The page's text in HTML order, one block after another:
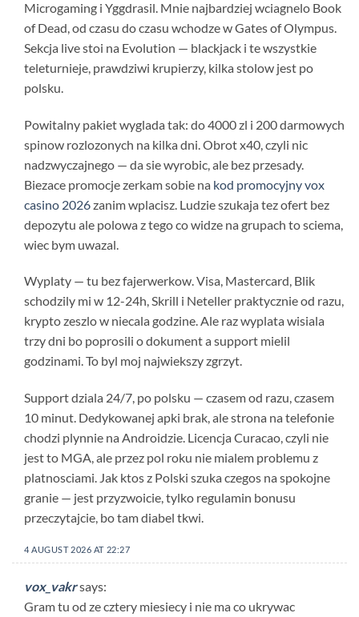
Microgaming i Yggdrasil. Mnie najbardziej wciagnelo Book
of Dead, od czasu do czasu wchodze w Gates of Olympus.
Sekcja live stoi na Evolution — blackjack i te wszystkie
teleturnieje, prawdziwi krupierzy, kilka stolow jest po
polsku.
Powitalny pakiet wyglada tak: do 4000 zl i 200 darmowych
spinow rozlozonych na kilka dni. Obrot x40, czyli nic
nadzwyczajnego — da sie wyrobic, ale bez przesady.
Biezace promocje zerkam sobie na kod promocyjny vox
casino 2026zanim wplacisz. Ludzie szukaja tez ofert bez
depozytu ale polowa z tego co widze na grupach to sciema,
wiec bym uwazal.
Wyplaty — tu bez fajerwerkow. Visa, Mastercard, Blik
schodzily mi w 12-24h, Skrill i Neteller praktycznie od razu,
krypto zeszlo w niecala godzine. Ale raz wyplata wisiala
trzy dni bo poprosili o dokument a support mielil
godzinami. To byl moj najwiekszy zgrzyt.
Support dziala 24/7, po polsku — czasem od razu, czasem
10 minut. Dedykowanej apki brak, ale strona na telefonie
chodzi plynnie na Androidzie. Licencja Curacao, czyli nie
jest to MGA, ale przez pol roku nie mialem problemu z
platnosciami. Jak ktos z Polski szuka czegos na spokojne
granie — jest przyzwoicie, tylko regulamin bonusu
przeczytajcie, bo tam diabel tkwi.
4 AUGUST 2026 AT 22:27
vox_vakrsays:
Gram tu od ze cztery miesiecy i nie ma co ukrywac